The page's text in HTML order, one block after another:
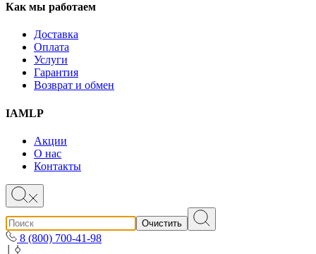
Как мы работаем
Доставка
Оплата
Услуги
Гарантия
Возврат и обмен
IAMLP
Акции
О нас
Контакты
Очистить
8 (800) 700-41-98